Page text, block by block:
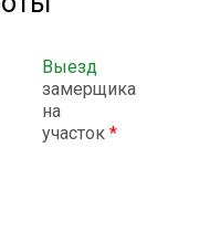
Выезд
замерщика
на
участок *